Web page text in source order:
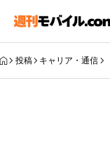
投稿 キャリア・通信